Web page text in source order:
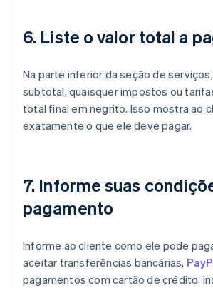
6. Liste o valor total a
Na parte inferior da seção de
subtotal, quaisquer impostos ou
total final em negrito. Isso mostra ao
exatamente o que ele deve pagar.
7. Informe suas
pagamento
Informe ao cliente como ele pode
aceitar transferências bancárias,
pagamentos com cartão de crédito,